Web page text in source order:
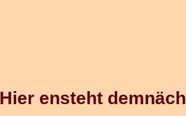
Hier ensteht